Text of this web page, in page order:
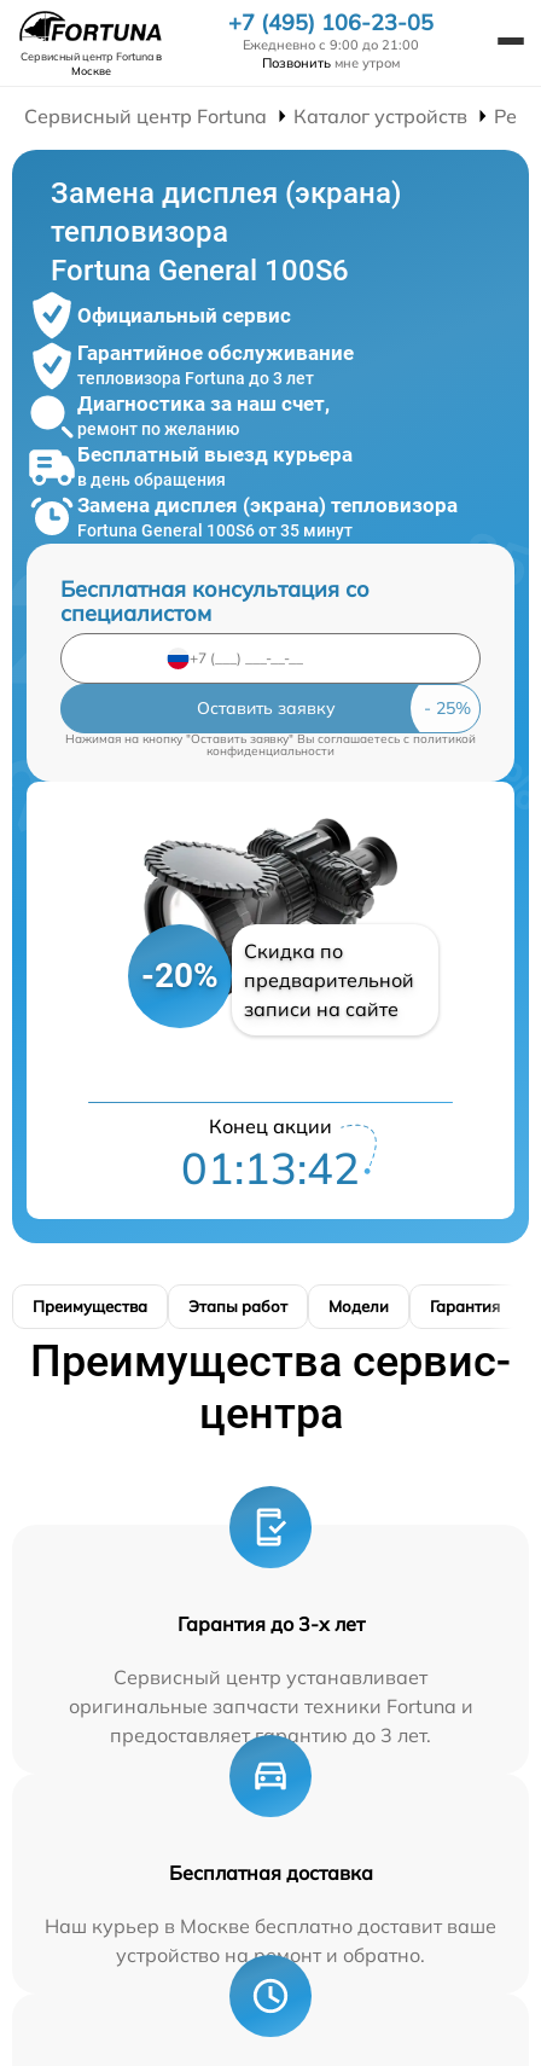
Сервисный центр Fortunaв
Москве
+7 (495) 106-23-05
Ежедневно с 9:00 до 21:00
Позвонить мне утром
Сервисный центр Fortuna Каталог устройств
Замена дисплея (экрана)
тепловизора
Fortuna General 100S6
Официальный сервис
Гарантийное обслуживание
тепловизора Fortuna до 3 лет
Диагностика за наш счет,
ремонт по желанию
Бесплатный выезд курьера
в день обращения
Замена дисплея (экрана) тепловизора
Fortuna General 100S6 от 35 минут
Бесплатная консультация со
специалистом
Оставить заявку
Нажимая на кнопку "Оставить заявку" Вы соглашаетесь cполитикой
конфиденциальности
-20%
Скидка по
предварительной
записи на сайте
Конец акции
01:13:42
Преимущества Этапы работ Модели Гарантия
Преимущества сервис-
центра
Гарантия до 3-х лет
Сервисный центр устанавливает
оригинальные запчасти техники Fortuna и
предоставляет гарантию до 3 лет.
Бесплатная доставка
Наш курьер в Москве бесплатно доставит ваше
устройство на ремонт и обратно.